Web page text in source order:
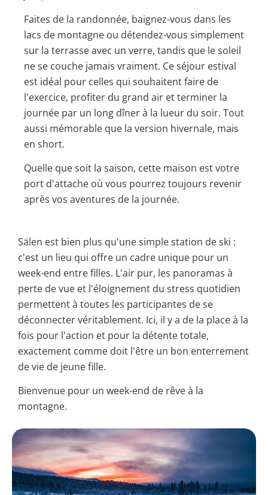
Faites de la randonnée, baignez-vous dans les
lacs de montagne ou détendez-vous simplement
sur la terrasse avec un verre, tandis que le soleil
ne se couche jamais vraiment. Ce séjour estival
est idéal pour celles qui souhaitent faire de
l'exercice, profiter du grand air et terminer la
journée par un long dîner à la lueur du soir. Tout
aussi mémorable que la version hivernale, mais
en short.
Quelle que soit la saison, cette maison est votre
port d'attache où vous pourrez toujours revenir
après vos aventures de la journée.
Sälen est bien plus qu'une simple station de ski :
c'est un lieu qui offre un cadre unique pour un
week-end entre filles. L'air pur, les panoramas à
perte de vue et l'éloignement du stress quotidien
permettent à toutes les participantes de se
déconnecter véritablement. Ici, il y a de la place à la
fois pour l'action et pour la détente totale,
exactement comme doit l'être un bon enterrement
de vie de jeune fille.
Bienvenue pour un week-end de rêve à la
montagne.